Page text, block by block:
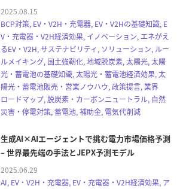
2025.08.15
BCP対策, EV・V2H・充電器, EV・V2Hの基礎知識, E
V・充電器・V2H経済効果, イノベーション, エネがえ
るEV・V2H, サステナビリティ, ソリューション, ルー
ルメイキング, 国土強靭化, 地域脱炭素, 太陽光, 太陽
光・蓄電池の基礎知識, 太陽光・蓄電池経済効果, 太
陽光・蓄電池販売・営業ノウハウ, 政策提言, 業界
ロードマップ, 脱炭素・カーボンニュートラル, 自然
災害・停電対策, 蓄電池, 補助金, 電気代削減
生成AI×AIエージェントで挑む電力市場価格予測
– 世界最先端の手法とJEPX予測モデル
2025.06.29
AI, EV・V2H・充電器, EV・充電器・V2H経済効果, ア